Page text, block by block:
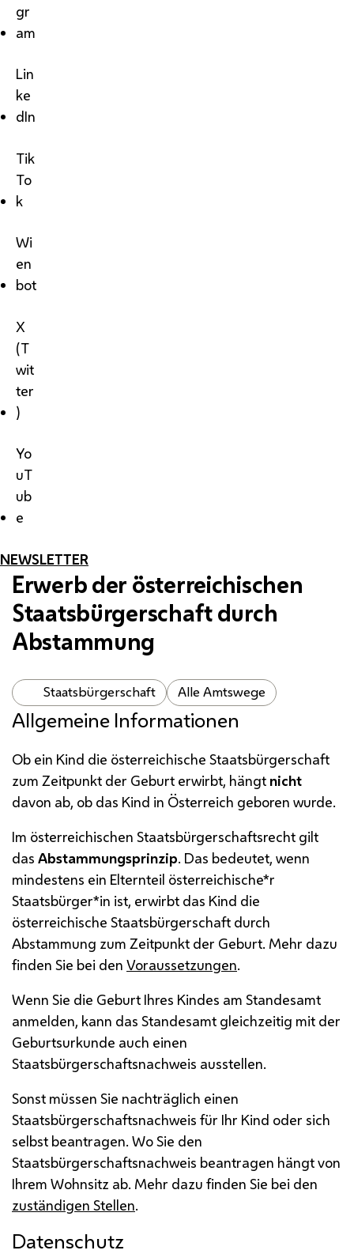
gr
am
Lin
ke
dIn
Tik
To
k
Wi
en
bot
X
(T
wit
ter
)
Yo
uT
ub
e
NEWSLETTER
Erwerb der österreichischen
Staatsbürgerschaft durch
Abstammung
Staatsbürgerschaft Alle Amtswege
Allgemeine Informationen
Ob ein Kind die österreichische Staatsbürgerschaft
zum Zeitpunkt der Geburt erwirbt, hängt nicht
davon ab, ob das Kind in Österreich geboren wurde.
Im österreichischen Staatsbürgerschaftsrecht gilt
das Abstammungsprinzip. Das bedeutet, wenn
mindestens ein Elternteil österreichische*r
Staatsbürger*in ist, erwirbt das Kind die
österreichische Staatsbürgerschaft durch
Abstammung zum Zeitpunkt der Geburt. Mehr dazu
finden Sie bei den Voraussetzungen.
Wenn Sie die Geburt Ihres Kindes am Standesamt
anmelden, kann das Standesamt gleichzeitig mit der
Geburtsurkunde auch einen
Staatsbürgerschaftsnachweis ausstellen.
Sonst müssen Sie nachträglich einen
Staatsbürgerschaftsnachweis für Ihr Kind oder sich
selbst beantragen. Wo Sie den
Staatsbürgerschaftsnachweis beantragen hängt von
Ihrem Wohnsitz ab. Mehr dazu finden Sie bei den
zuständigen Stellen.
Datenschutz